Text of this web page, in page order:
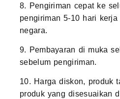
8. Pengiriman cepat ke
pengiriman 5-10 hari
negara.
9. Pembayaran di muka
sebelum pengiriman.
10. Harga diskon, produk
produk yang disesuaikan